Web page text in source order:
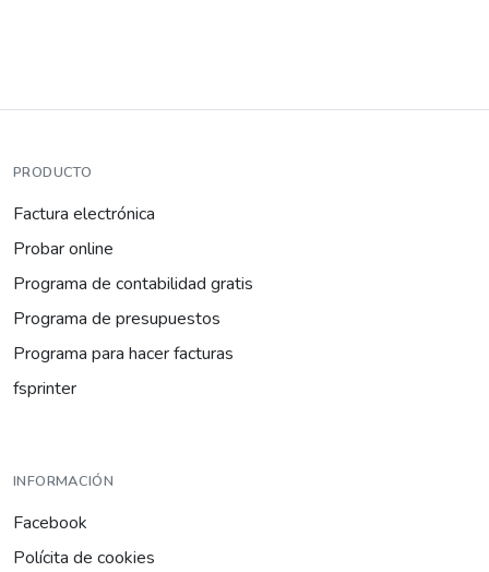
PRODUCTO
Factura electrónica
Probar online
Programa de contabilidad gratis
Programa de presupuestos
Programa para hacer facturas
fsprinter
INFORMACIÓN
Facebook
Polícita de cookies